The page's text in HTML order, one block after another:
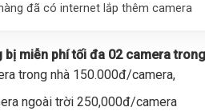
đã có internet lắp thêm camera
bị miễn phí tối đa 02 camera
trong nhà 150.000đ/camera,
ngoài trời 250,000đ/camera